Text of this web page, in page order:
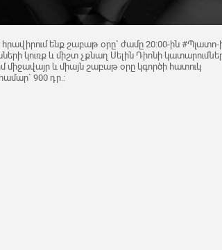
ենք շաբաթ օրը` ժամը 20:00-ին #Պլատո-
կուռք և միշտ չքնաղ Սելին Դիոնի
միջավայր և միայն շաբաթ օրը կգործի հատուկ
900 դր.: